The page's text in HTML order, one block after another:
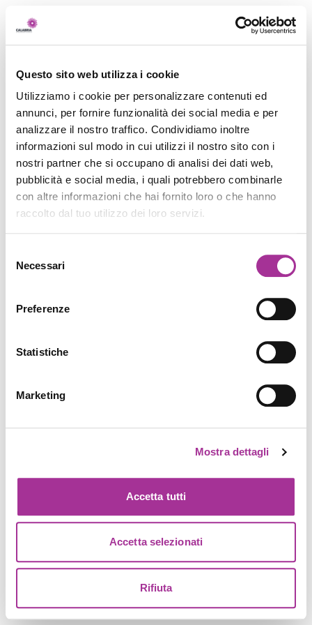
Questo sito web utilizza i cookie
Utilizziamo i cookie per personalizzare contenuti ed
annunci, per fornire funzionalità dei social media e per
analizzare il nostro traffico. Condividiamo inoltre
informazioni sul modo in cui utilizzi il nostro sito con i
nostri partner che si occupano di analisi dei dati web,
pubblicità e social media, i quali potrebbero combinarle
con altre informazioni che hai fornito loro o che hanno
raccolto dal tuo utilizzo dei loro servizi.
delNecessari
Preferenze
Statistiche
Marketing
Mostra dettagli
Accetta tutti
Accetta selezionati
Rifiuta